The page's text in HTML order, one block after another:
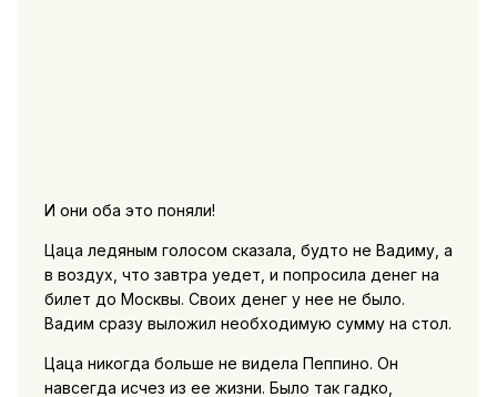
И они оба это поняли!
Цаца ледяным голосом сказала, будто не Вадиму, а
в воздух, что завтра уедет, и попросила денег на
билет до Москвы. Своих денег у нее не было.
Вадим сразу выложил необходимую сумму на стол.
Цаца никогда больше не видела Пеппино. Он
навсегда исчез из ее жизни. Было так гадко,